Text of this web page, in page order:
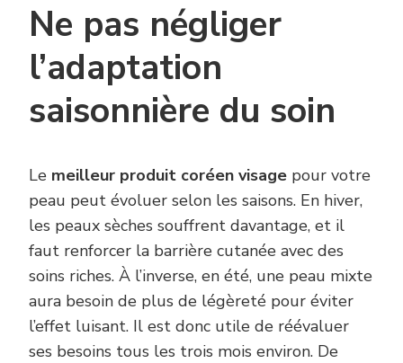
Ne pas négliger
l’adaptation
saisonnière du soin
Le meilleur produit coréen visage pour votre
peau peut évoluer selon les saisons. En hiver,
les peaux sèches souffrent davantage, et il
faut renforcer la barrière cutanée avec des
soins riches. À l’inverse, en été, une peau mixte
aura besoin de plus de légèreté pour éviter
l’effet luisant. Il est donc utile de réévaluer
ses besoins tous les trois mois environ. De